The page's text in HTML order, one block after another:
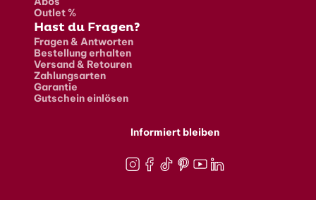
Outlet %
Hast du Fragen?
Fragen & Antworten
Bestellung erhalten
Versand & Retouren
Zahlungsarten
Garantie
Gutschein einlösen
Informiert bleiben